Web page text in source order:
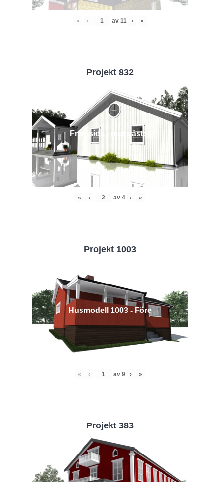
« ‹ av 11 › »
Projekt 832
Framsida - mot väster
« ‹ av 4 › »
Projekt 1003
Husmodell 1003 - Före
« ‹ av 9 › »
Projekt 383